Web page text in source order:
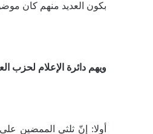
بكون العديد منهم كان
ويهم دائرة الإعلام لحزب